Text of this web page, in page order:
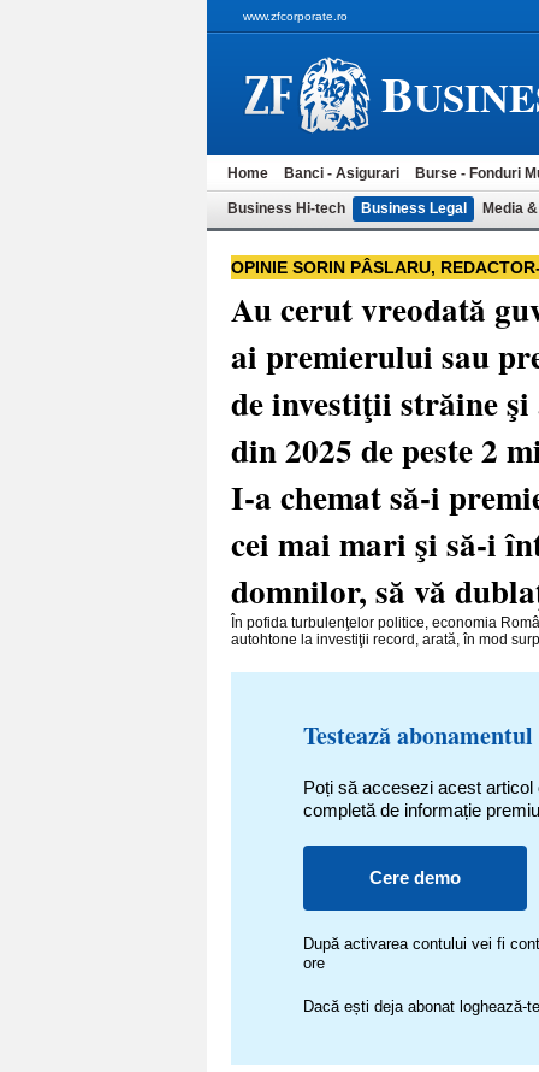
www.zfcorporate.ro
B
Home Banci - Asigurari Burse - Fonduri
Business Hi-tech Business Legal Media
OPINIE SORIN PÂSLARU,
Au cerut vreodată
ai premierului sau
de investiţii străine
din 2025 de peste 2
I-a chemat să-i
cei mai mari şi să-i
domnilor, să vă
În pofida turbulenţelor politice, economia
autohtone la investiţii record, arată, în mod
Testează
Poți să accesezi acest
completă de informație
Cere demo
După activarea contului vei fi
ore
Dacă ești deja abonat loghează-